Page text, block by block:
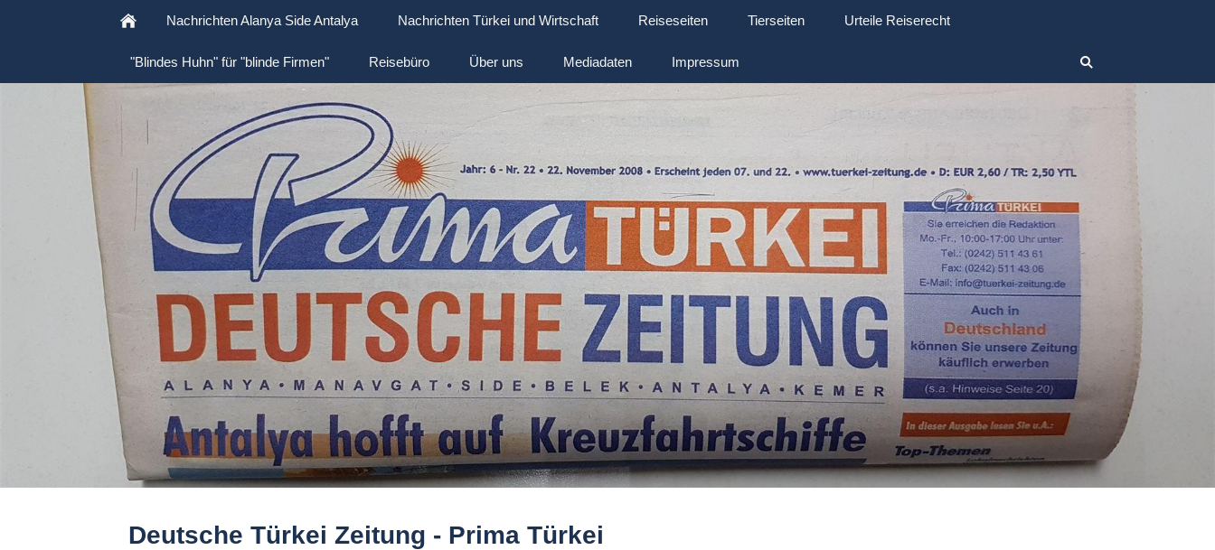
Nachrichten Alanya Side Antalya Nachrichten Türkei und Wirtschaft Reiseseiten Tierseiten Urteile Reiserecht
"Blindes Huhn" für "blinde Firmen" Reisebüro Über uns Mediadaten Impressum
Deutsche Türkei Zeitung - Prima Türkei